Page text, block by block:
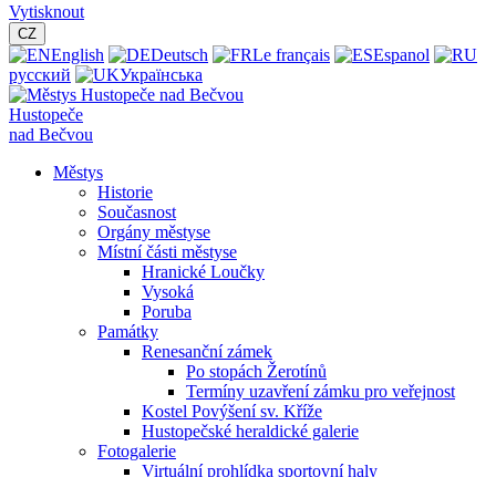
Vytisknout
CZ
English Deutsch Le français
Espanol
русский
Українська
Hustopeče
nad Bečvou
Městys
Historie
Současnost
Orgány městyse
Místní části městyse
Hranické Loučky
Vysoká
Poruba
Památky
Renesanční zámek
Po stopách Žerotínů
Termíny uzavření zámku pro veřejnost
Kostel Povýšení sv. Kříže
Hustopečské heraldické galerie
Fotogalerie
Virtuální prohlídka sportovní haly